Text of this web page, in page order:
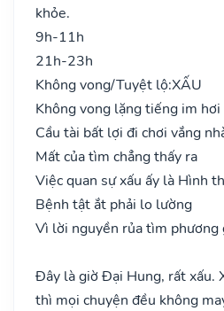
khỏe.
9h-11h
21h-23h
Không vong/Tuyệt lộ:XẤU
Không vong lặng tiếng im hơi
Cầu tài bất lợi đi chơi vắng
Mất của tìm chẳng thấy ra
Việc quan sự xấu ấy là Hình
Bệnh tật ắt phải lo lường
Vì lời nguyền rủa tìm phương
Đây là giờ Đại Hung, rất xấu.
thì mọi chuyện đều không